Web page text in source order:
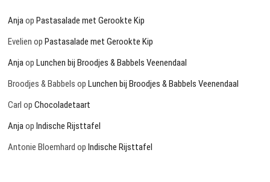
AnjaopPastasalade met Gerookte Kip
Evelien opPastasalade met Gerookte Kip
AnjaopLunchen bij Broodjes & Babbels Veenendaal
Broodjes & Babbels opLunchen bij Broodjes & Babbels Veenendaal
Carl opChocoladetaart
AnjaopIndische Rijsttafel
Antonie Bloemhard opIndische Rijsttafel